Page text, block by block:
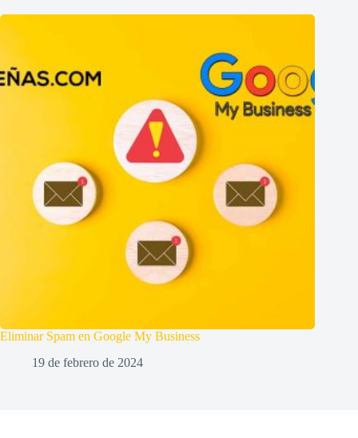
Eliminar Spam en Google My Business
19 de febrero de 2024